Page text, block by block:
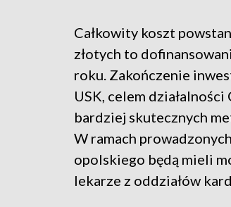
Całkowity koszt
złotych to
roku. Zakończenie
USK, celem
bardziej skutecznych
W ramach
opolskiego będą mieli
lekarze z oddziałów